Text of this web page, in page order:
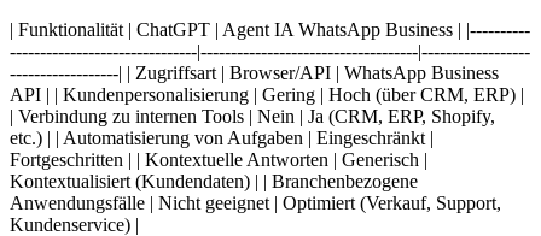
| Funktionalität | ChatGPT | Agent IA WhatsApp Business | |----------
-------------------------------|------------------------------------|------------------
------------------| | Zugriffsart | Browser/API | WhatsApp Business
API | | Kundenpersonalisierung | Gering | Hoch (über CRM, ERP) |
| Verbindung zu internen Tools | Nein | Ja (CRM, ERP, Shopify,
etc.) | | Automatisierung von Aufgaben | Eingeschränkt |
Fortgeschritten | | Kontextuelle Antworten | Generisch |
Kontextualisiert (Kundendaten) | | Branchenbezogene
Anwendungsfälle | Nicht geeignet | Optimiert (Verkauf, Support,
Kundenservice) |